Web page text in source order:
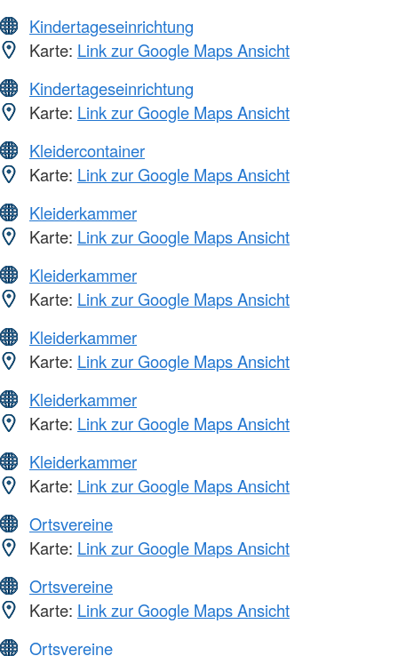
Kindertageseinrichtung
Karte: Link zur Google Maps Ansicht
Kindertageseinrichtung
Karte: Link zur Google Maps Ansicht
Kleidercontainer
Karte: Link zur Google Maps Ansicht
Kleiderkammer
Karte: Link zur Google Maps Ansicht
Kleiderkammer
Karte: Link zur Google Maps Ansicht
Kleiderkammer
Karte: Link zur Google Maps Ansicht
Kleiderkammer
Karte: Link zur Google Maps Ansicht
Kleiderkammer
Karte: Link zur Google Maps Ansicht
Ortsvereine
Karte: Link zur Google Maps Ansicht
Ortsvereine
Karte: Link zur Google Maps Ansicht
Ortsvereine